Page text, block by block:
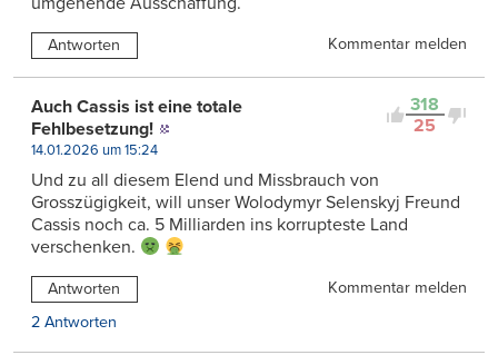
Antworten Kommentar melden
318
25
Auch Cassis ist eine totale
Fehlbesetzung!
14.01.2026 um 15:24
Und zu all diesem Elend und Missbrauch von
Grosszügigkeit, will unser Wolodymyr Selenskyj Freund
Cassis noch ca. 5 Milliarden ins korrupteste Land
verschenken.
Antworten
Kommentar melden
2 Antworten